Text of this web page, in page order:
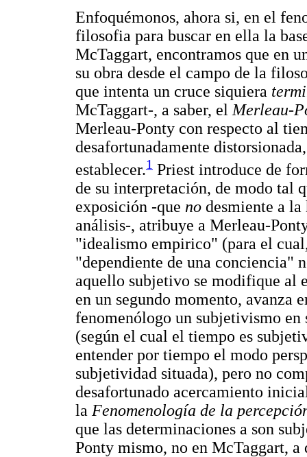
Enfoquémonos, ahora si, en el
filosofia para buscar en ella la
McTaggart, encontramos que en
su obra desde el campo de la
que intenta un cruce siquiera
McTaggart-, a saber, el Merleau-
Merleau-Ponty con respecto al
desafortunadamente
establecer.1 Priest introduce de
de su interpretación, de modo tal
exposición -que no desmiente a la
análisis-, atribuye a Merleau-
"idealismo empirico" (para el
"dependiente de una conciencia"
aquello subjetivo se modifique al
en un segundo momento, avanza
fenomenólogo un subjetivismo
(según el cual el tiempo es
entender por tiempo el modo
subjetividad situada), pero no
desafortunado acercamiento
la Fenomenología de la
que las determinaciones a son
Ponty mismo, no en McTaggart,